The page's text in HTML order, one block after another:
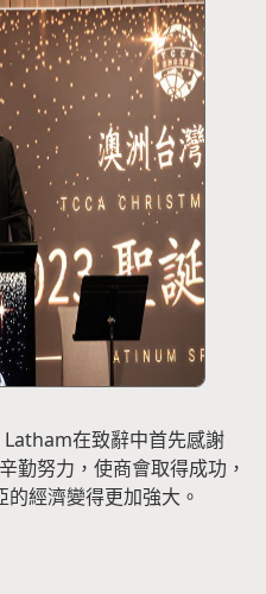
在致辭中首先感謝
勤努力，使商會取得成功，
經濟變得更加強大。